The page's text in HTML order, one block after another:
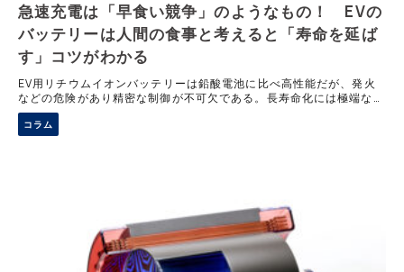
急速充電は「早食い競争」のようなもの！ EVの
バッテリーは人間の食事と考えると「寿命を延ば
す」コツがわかる
EV用リチウムイオンバッテリーは鉛酸電池に比べ高性能だが、発火
などの危険があり精密な制御が不可欠である。長寿命化には極端な充
放電を避ける腹八分目の利用や適切な温度管理など、人間のように扱
う配慮が有効である。さらに、資源の有効活用に向けた、使用済み電
池の再利用を見据えた車体設計の重要性についても解説する。
コラム